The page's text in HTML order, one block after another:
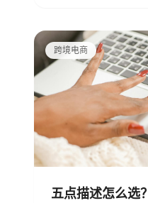
跨境电商
五点描述怎么选